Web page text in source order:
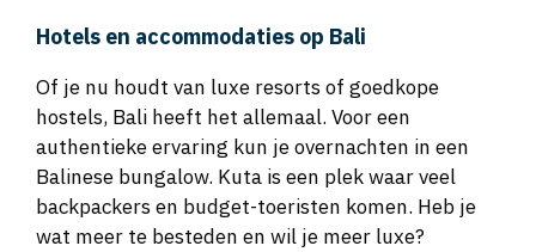
Hotels en accommodaties op Bali
Of je nu houdt van luxe resorts of goedkope
hostels, Bali heeft het allemaal. Voor een
authentieke ervaring kun je overnachten in een
Balinese bungalow. Kuta is een plek waar veel
backpackers en budget-toeristen komen. Heb je
wat meer te besteden en wil je meer luxe?